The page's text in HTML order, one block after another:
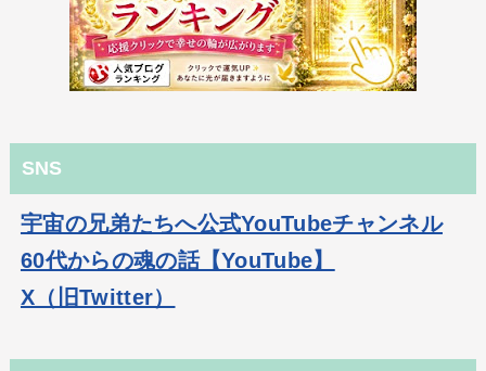
SNS
宇宙の兄弟たちへ公式YouTubeチャンネル
60代からの魂の話【YouTube】
X（旧Twitter）